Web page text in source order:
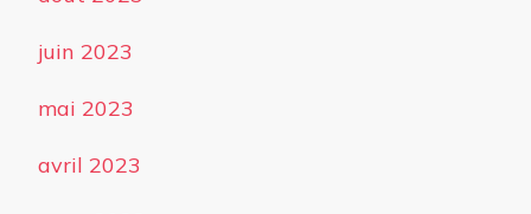
juin 2023
mai 2023
avril 2023